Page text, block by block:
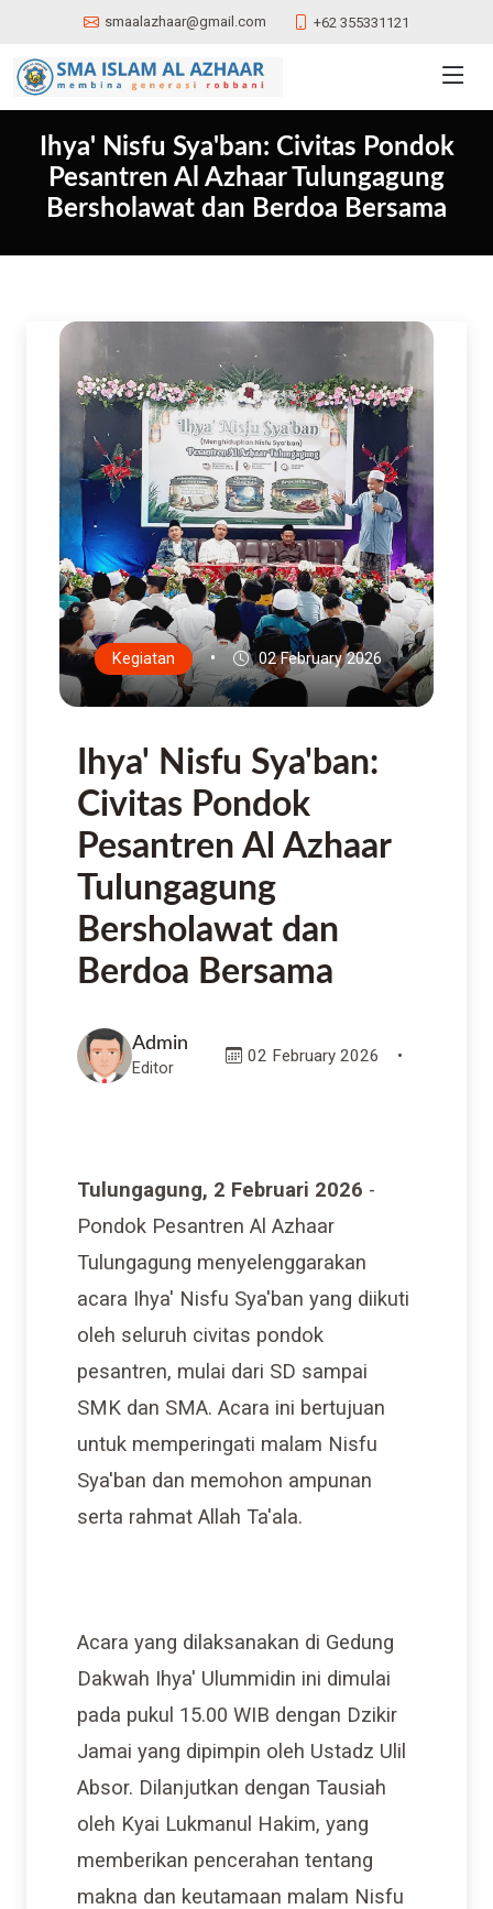
smaalazhaar@gmail.com +62 355331121
Ihya' Nisfu Sya'ban: Civitas Pondok
Pesantren Al Azhaar Tulungagung
Bersholawat dan Berdoa Bersama
Kegiatan • 02 February 2026
Ihya' Nisfu Sya'ban:
Civitas Pondok
Pesantren Al Azhaar
Tulungagung
Bersholawat dan
Berdoa Bersama
Admin
Editor
02 February 2026 •
Tulungagung, 2 Februari 2026 -
Pondok Pesantren Al Azhaar
Tulungagung menyelenggarakan
acara Ihya' Nisfu Sya'ban yang diikuti
oleh seluruh civitas pondok
pesantren, mulai dari SD sampai
SMK dan SMA. Acara ini bertujuan
untuk memperingati malam Nisfu
Sya'ban dan memohon ampunan
serta rahmat Allah Ta'ala.
Acara yang dilaksanakan di Gedung
Dakwah Ihya' Ulummidin ini dimulai
pada pukul 15.00 WIB dengan Dzikir
Jamai yang dipimpin oleh Ustadz Ulil
Absor. Dilanjutkan dengan Tausiah
oleh Kyai Lukmanul Hakim, yang
memberikan pencerahan tentang
makna dan keutamaan malam Nisfu